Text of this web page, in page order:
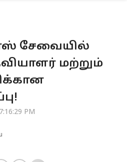
சேவையில்
மற்றும்
PM